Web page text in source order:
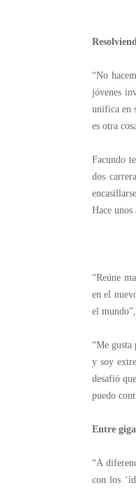
“No
jóvenes
unifica en
es otra
Facundo
dos
Hace
“Reúne
en el
el
“Me gusta
y soy
desafió
puedo
Entre
“A
con los ‘